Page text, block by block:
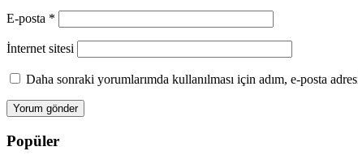
E-posta *
İnternet sitesi
Daha sonraki yorumlarımda kullanılması için adım, e-posta
Popüler